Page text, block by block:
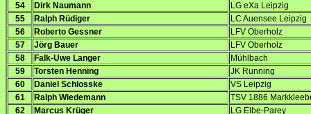
54
Dirk Naumann
LG eXa Leipzig
55
Ralph Rüdiger
LC Auensee Leipzig
56
Roberto Gessner
LFV Oberholz
57
Jörg Bauer
LFV Oberholz
58
Falk-Uwe Langer
Mühlbach
59
Torsten Henning
JK Running
60
Daniel Schlosske
VS Leipzig
61
Ralph Wiedemann
TSV 1886
62
Marcus Krüger
LG Elbe-Parey